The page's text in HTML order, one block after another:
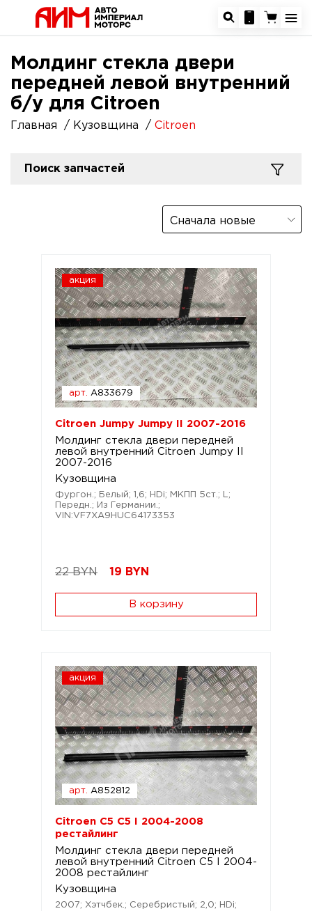
Молдинг стекла двери
передней левой внутренний
б/у для Citroen
Главная Кузовщина Citroen
Поиск запчастей
Сначала новые
акция
арт. A833679
Citroen Jumpy Jumpy II 2007-2016
Молдинг стекла двери передней
левой внутренний Citroen Jumpy II
2007-2016
Кузовщина
Фургон.; Белый; 1,6; HDi; МКПП 5ст.; L;
Передн.; Из Германии.;
VIN:VF7XA9HUC64173353
22 BYN 19 BYN
В корзину
акция
арт. A852812
Citroen C5 C5 I 2004-2008
рестайлинг
Молдинг стекла двери передней
левой внутренний Citroen C5 I 2004-
2008 рестайлинг
Кузовщина
2007; Хэтчбек.; Серебристый; 2,0; HDi;